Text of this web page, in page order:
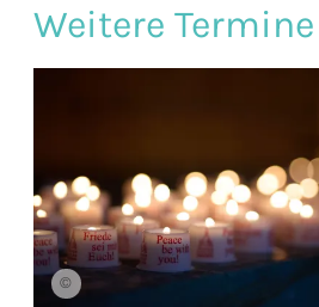
Weitere Termine
©